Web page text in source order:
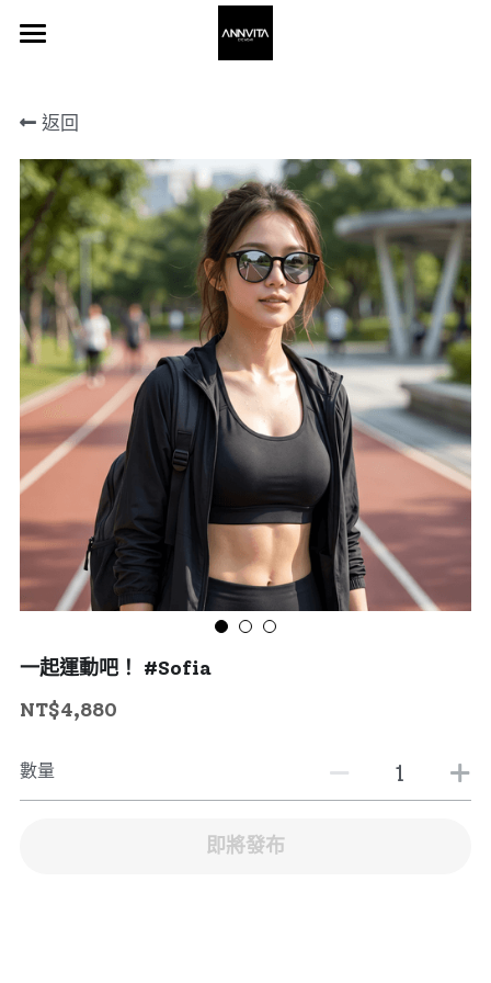
About 關於我
Frame 眼鏡
Stores 通路
登錄
搜索
聯繫我們 Contact Us
返回
一起運動吧！ #Sofia
NT$4,880
數量
即將發布
商品分類
所有商品分類
部落格分類
所有博客分類